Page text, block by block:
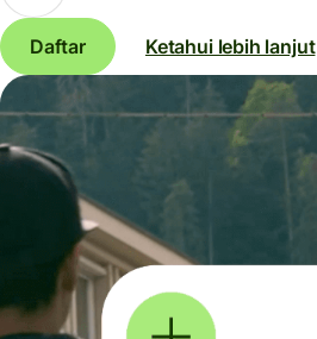
Daftar Ketahui lebih lanjut